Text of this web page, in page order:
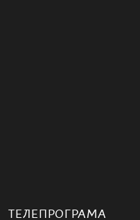
ТЕЛЕПРОГРАМА